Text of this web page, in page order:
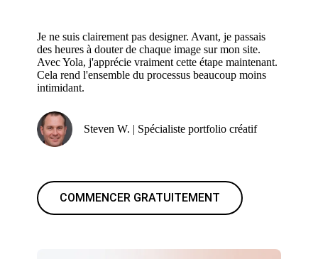
Je ne suis clairement pas designer. Avant, je passais
des heures à douter de chaque image sur mon site.
Avec Yola, j'apprécie vraiment cette étape maintenant.
Cela rend l'ensemble du processus beaucoup moins
intimidant.
Steven W. | Spécialiste portfolio créatif
COMMENCER GRATUITEMENT